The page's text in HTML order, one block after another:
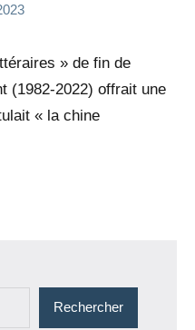
» de fin de
(1982-2022) offrait une
« la chine
Rechercher